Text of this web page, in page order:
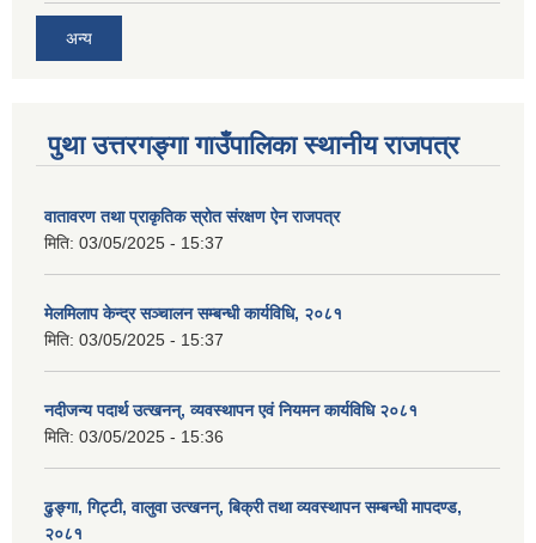
अन्य
पुथा उत्तरगङ्गा गाउँपालिका स्थानीय राजपत्र
वातावरण तथा प्राकृतिक स्रोत संरक्षण ऐन राजपत्र
मिति: 03/05/2025 - 15:37
मेलमिलाप केन्द्र सञ्चालन सम्बन्धी कार्यविधि, २०८१
मिति: 03/05/2025 - 15:37
नदीजन्य पदार्थ उत्खनन्, व्यवस्थापन एवं नियमन कार्यविधि २०८१
मिति: 03/05/2025 - 15:36
ढुङ्गा, गिट्टी, वालुवा उत्खनन्, बिक्री तथा व्यवस्थापन सम्बन्धी मापदण्ड,
२०८१